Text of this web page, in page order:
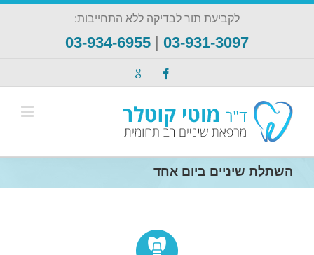
לקביעת תור לבדיקה ללא התחייבות:
03-931-3097
|
03-934-6955
השתלת שיניים ביום אחד